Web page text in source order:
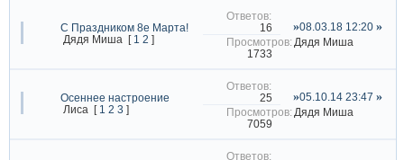
С Праздником 8е Марта!
Дядя Миша
[ 1 2 ]
16
1733
08.03.18 12:20
Дядя Миша
Осеннее настроение
Лиса
[ 1 2 3 ]
25
7059
05.10.14 23:47
Дядя Миша